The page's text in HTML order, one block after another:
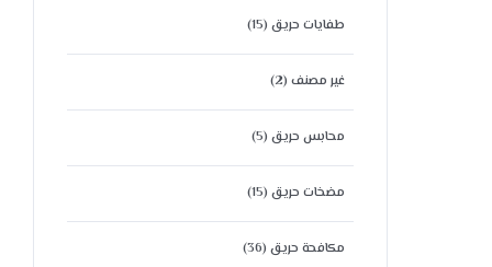
طفايات حريق (15)
غير مصنف (2)
محابس حريق (5)
مضخات حريق (15)
مكافحة حريق (36)